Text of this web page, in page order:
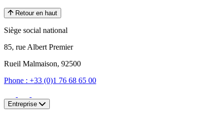
Retour en haut
Siège social national
85, rue Albert Premier
Rueil Malmaison, 92500
Phone : +33 (0)1 76 68 65 00
Entreprise